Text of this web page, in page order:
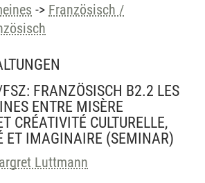
-> Französisch /
FRANZÖSISCH B2.2 LES
ENTRE MISÈRE
CRÉATIVITÉ CULTURELLE,
ET IMAGINAIRE (SEMINAR)
Luttmann